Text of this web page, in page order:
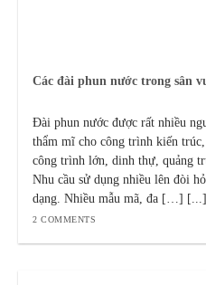
Các đài phun nước trong sân
Đài phun nước được rất nhiều
thẩm mĩ cho công trình kiến
công trình lớn, dinh thự, quảng
Nhu cầu sử dụng nhiều lên đòi
dạng. Nhiều mẫu mã, đa […] [...]
2 COMMENTS